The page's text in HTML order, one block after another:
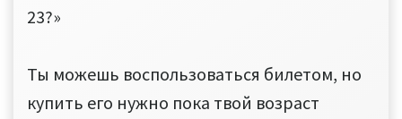
23?»
Ты можешь воспользоваться билетом, но
купить его нужно пока твой возраст